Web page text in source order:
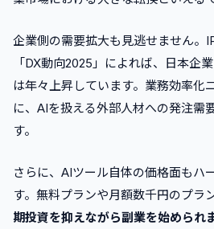
企業側の需要拡大も見逃せません。
「DX動向2025」によれば、日本企
は年々上昇しています。業務効率化
に、AIを扱える外部人材への発注需
す。
さらに、AIツール自体の価格面もハ
す。無料プランや月額数千円のプラ
期投資を抑えながら副業を始められ